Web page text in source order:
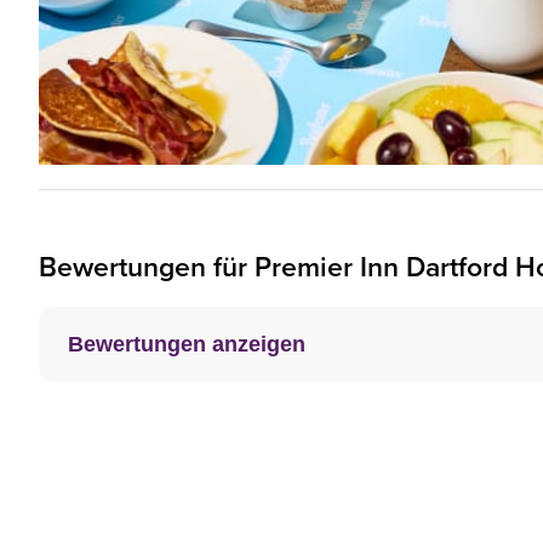
Bewertungen für Premier Inn Dartford
Bewertungen anzeigen